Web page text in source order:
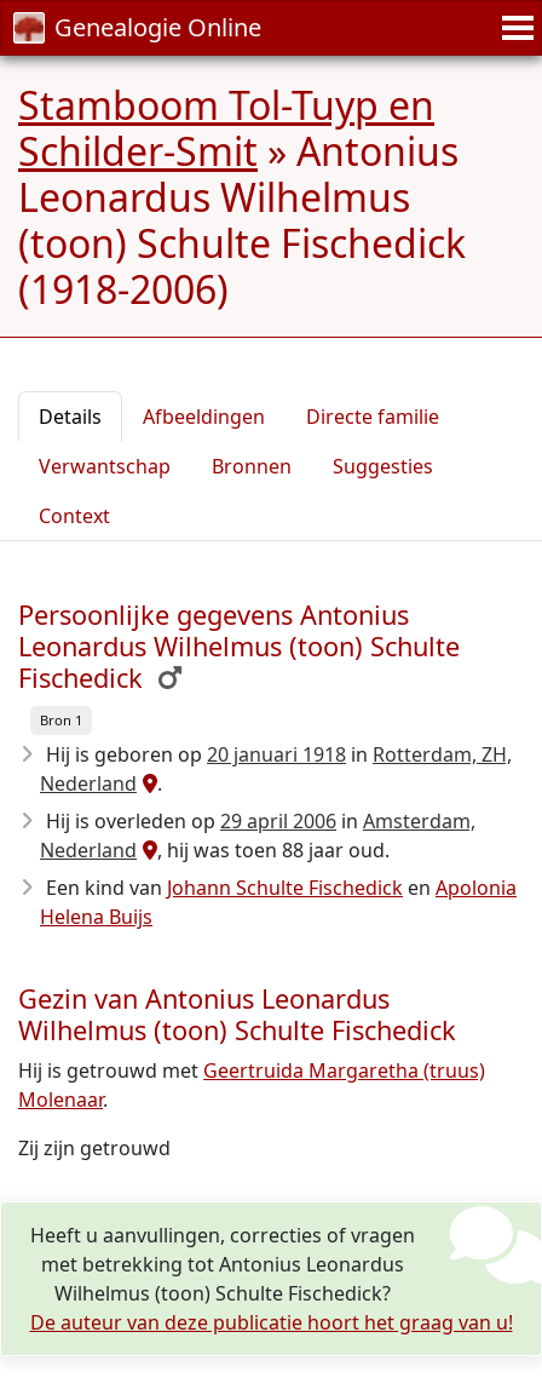
Genealogie Online
Stamboom Tol-Tuyp en
Schilder-Smit » Antonius
Leonardus Wilhelmus
(toon) Schulte Fischedick
(1918-2006)
Details Afbeeldingen
Directe familie
Verwantschap
Bronnen
Suggesties
Context
Persoonlijke gegevens Antonius
Leonardus Wilhelmus (toon) Schulte
Fischedick
Bron 1
Hij is geboren op 20 januari 1918 in Rotterdam, ZH,
Nederland
.
Hij is overleden op 29 april 2006 in Amsterdam,
Nederland
, hij was toen 88 jaar oud.
Een kind van Johann Schulte Fischedick en Apolonia
Helena Buijs
Gezin van Antonius Leonardus
Wilhelmus (toon) Schulte Fischedick
Hij is getrouwd met Geertruida Margaretha (truus)
Molenaar.
Zij zijn getrouwd
Heeft u aanvullingen, correcties of vragen
met betrekking tot Antonius Leonardus
Wilhelmus (toon) Schulte Fischedick?
De auteur van deze publicatie hoort het graag van u!